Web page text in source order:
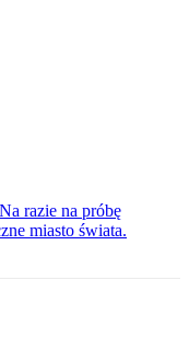
razie na próbę
miasto świata.